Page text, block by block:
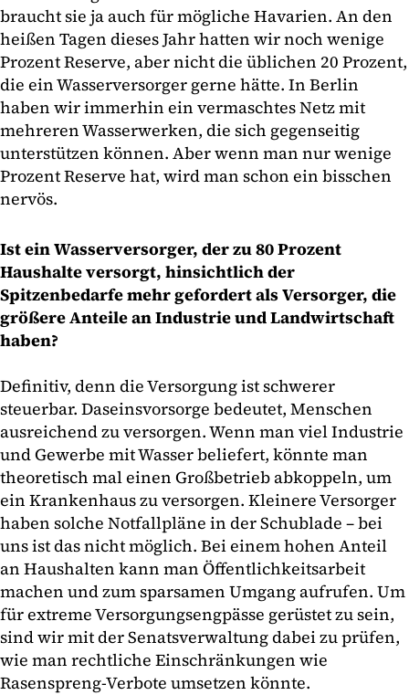
braucht sie ja auch für mögliche Havarien. An den
heißen Tagen dieses Jahr hatten wir noch wenige
Prozent Reserve, aber nicht die üblichen 20 Prozent,
die ein Wasserversorger gerne hätte. In Berlin
haben wir immerhin ein vermaschtes Netz mit
mehreren Wasserwerken, die sich gegenseitig
unterstützen können. Aber wenn man nur wenige
Prozent Reserve hat, wird man schon ein bisschen
nervös.
Ist ein Wasserversorger, der zu 80 Prozent
Haushalte versorgt, hinsichtlich der
Spitzenbedarfe mehr gefordert als Versorger, die
größere Anteile an Industrie und Landwirtschaft
haben?
Definitiv, denn die Versorgung ist schwerer
steuerbar. Daseinsvorsorge bedeutet, Menschen
ausreichend zu versorgen. Wenn man viel Industrie
und Gewerbe mit Wasser beliefert, könnte man
theoretisch mal einen Großbetrieb abkoppeln, um
ein Krankenhaus zu versorgen. Kleinere Versorger
haben solche Notfallpläne in der Schublade – bei
uns ist das nicht möglich. Bei einem hohen Anteil
an Haushalten kann man Öffentlichkeitsarbeit
machen und zum sparsamen Umgang aufrufen. Um
für extreme Versorgungsengpässe gerüstet zu sein,
sind wir mit der Senatsverwaltung dabei zu prüfen,
wie man rechtliche Einschränkungen wie
Rasenspreng-Verbote umsetzen könnte.